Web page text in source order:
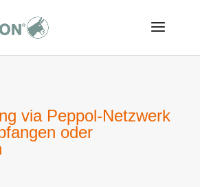
via Peppol-Netzwerk
oder